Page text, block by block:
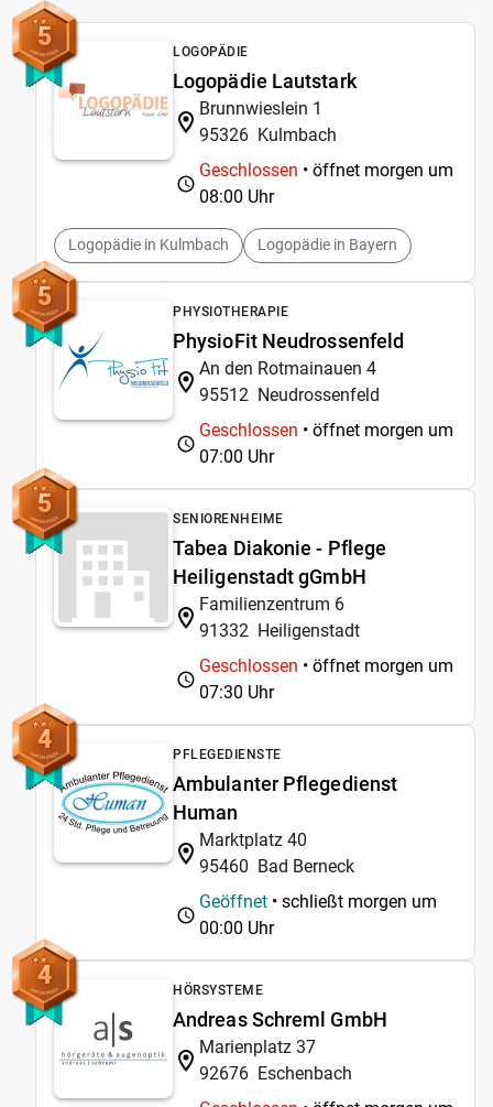
5 LOGOPÄDIE
Logopädie Lautstark
Brunnwieslein 1
95326 Kulmbach
Geschlossen • öffnet morgen um
08:00 Uhr
Logopädie in Kulmbach Logopädie in Bayern
5 PHYSIOTHERAPIE
PhysioFit Neudrossenfeld
An den Rotmainauen 4
95512 Neudrossenfeld
Geschlossen • öffnet morgen um
07:00 Uhr
5 SENIORENHEIME
Tabea Diakonie - Pflege
Heiligenstadt gGmbH
Familienzentrum 6
91332 Heiligenstadt
Geschlossen • öffnet morgen um
07:30 Uhr
4 PFLEGEDIENSTE
Ambulanter Pflegedienst
Human
Marktplatz 40
95460 Bad Berneck
Geöffnet • schließt morgen um
00:00 Uhr
4 HÖRSYSTEME
Andreas Schreml GmbH
Marienplatz 37
92676 Eschenbach